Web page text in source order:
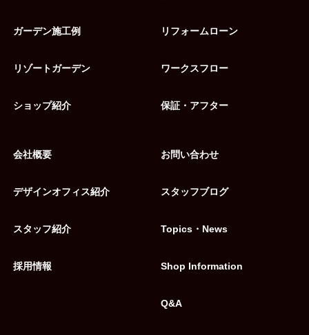
ガーデン施工例
リゾートガーデン
ショップ紹介
リフォームローン
ワークスフロー
保証・アフター
会社概要
デザインオフィス紹介
スタッフ紹介
採用情報
お問い合わせ
スタッフブログ
Topics・News
Shop Information
Q&A